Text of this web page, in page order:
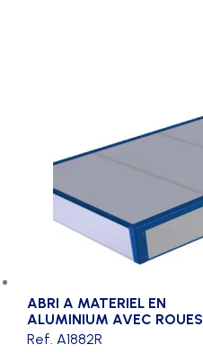
ABRI A MATERIEL EN
ALUMINIUM AVEC ROUES
Ref. A1882R